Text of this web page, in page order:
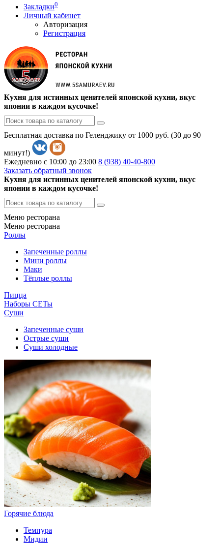
Закладки0
Личный кабинет
Авторизация
Регистрация
Кухня для истинных ценителей японской кухни, вкус
японии в каждом кусочке!
Бесплатная доставка по Геленджику от 1000 руб. (30 до 90
минут!)
Ежедневно с 10:00 до 23:00 8 (938) 40-40-800
Заказать обратный звонок
Кухня для истинных ценителей японской кухни, вкус
японии в каждом кусочке!
Меню ресторана
Меню ресторана
Роллы
Запеченные роллы
Мини роллы
Маки
Тёплые роллы
Пицца
Наборы СЕТы
Суши
Запеченные суши
Острые суши
Суши холодные
Горячие блюда
Темпура
Мидии